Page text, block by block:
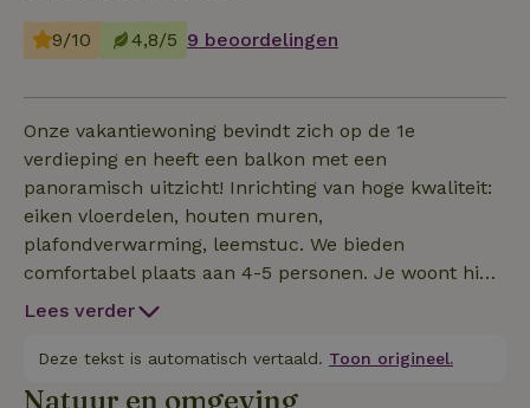
9/10 4,8/5 9 beoordelingen
Onze vakantiewoning bevindt zich op de 1e
verdieping en heeft een balkon met een
panoramisch uitzicht! Inrichting van hoge kwaliteit:
eiken vloerdelen, houten muren,
plafondverwarming, leemstuc. We bieden
comfortabel plaats aan 4-5 personen. Je woont hier
in absolute rust - omgeven door boomgaarden,
bestaat uit een woonkamer met keuken, badkamer,
slaapkamer, slaapgalerij en balkon. Het is met liefde
Lees verder
Deze tekst is automatisch vertaald. Toon origineel.
Natuur en omgeving